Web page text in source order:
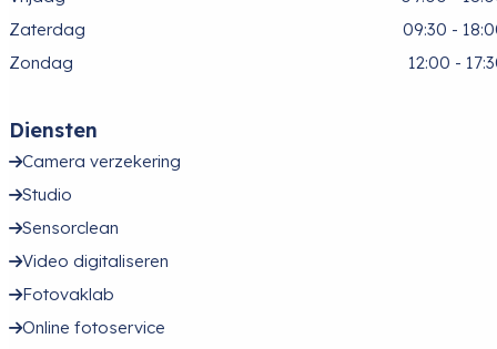
Zaterdag
09:30 -
Zondag
12:00 -
Diensten
Camera verzekering
Studio
Sensorclean
Video digitaliseren
Fotovaklab
Online fotoservice